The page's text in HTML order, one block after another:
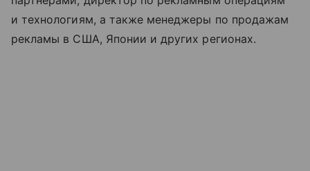
и технологиям, а также менеджеры по продажам
рекламы в США, Японии и других регионах.